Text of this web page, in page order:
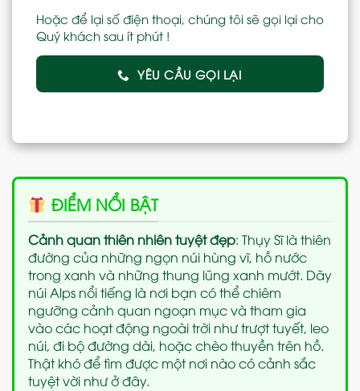
Hoặc để lại số điện thoại, chúng tôi sẽ gọi lại cho
Quý khách sau ít phút !
YÊU CẦU GỌI LẠI
ĐIỂM NỔI BẬT
Cảnh quan thiên nhiên tuyệt đẹp: Thụy Sĩ là thiên
đường của những ngọn núi hùng vĩ, hồ nước
trong xanh và những thung lũng xanh mướt. Dãy
núi Alps nổi tiếng là nơi bạn có thể chiêm
ngưỡng cảnh quan ngoạn mục và tham gia
vào các hoạt động ngoài trời như trượt tuyết, leo
núi, đi bộ đường dài, hoặc chèo thuyền trên hồ.
Thật khó để tìm được một nơi nào có cảnh sắc
tuyệt vời như ở đây.